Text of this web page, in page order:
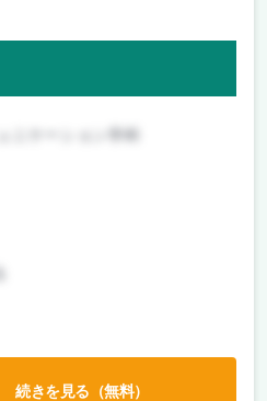
続きを見る（無料）